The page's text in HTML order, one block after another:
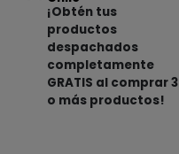
¡Obtén tus
productos
despachados
completamente
GRATIS al comprar 3
o más productos!